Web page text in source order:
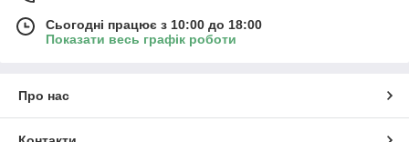
Сьогодні працює з 10:00 до 18:00
Показати весь графік роботи
Про нас